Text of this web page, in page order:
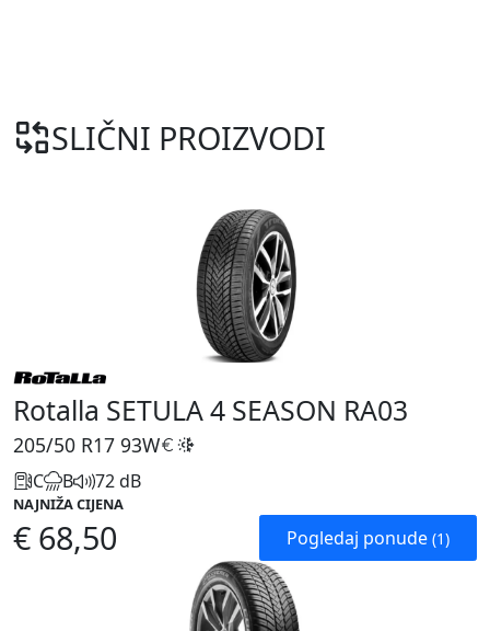
SLIČNI PROIZVODI
Rotalla SETULA 4 SEASON RA03
205/50 R17 93W
C B 72 dB
NAJNIŽA CIJENA
€ 68,50 Pogledaj ponude (1)